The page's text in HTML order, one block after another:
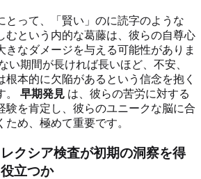
とって、「賢い」のに読字のような
むという内的な葛藤は、彼らの自尊心
きなダメージを与える可能性がありま
い期間が長ければ長いほど、不安、
根本的に欠陥があるという信念を抱く
。 早期発見 は、彼らの苦労に対する
験を肯定し、彼らのユニークな脳に合
め、極めて重要です。
クシア検査が初期の洞察を得
立つか